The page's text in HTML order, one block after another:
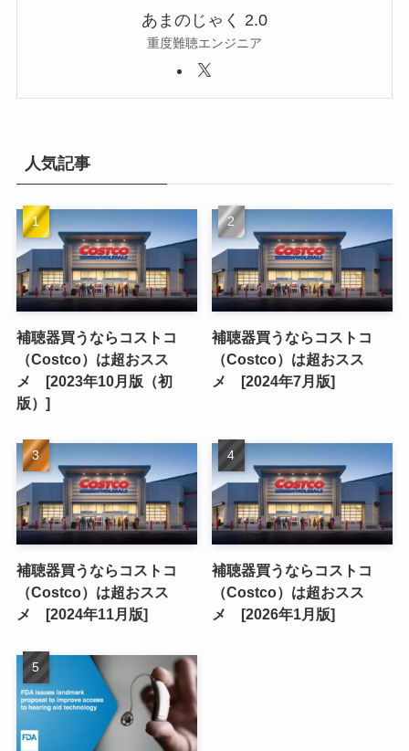
あまのじゃく 2.0
重度難聴エンジニア
人気記事
補聴器買うならコストコ
（Costco）は超おスス
メ [2023年10月版（初
版）]
補聴器買うならコストコ
（Costco）は超おスス
メ [2024年7月版]
補聴器買うならコストコ
（Costco）は超おスス
メ [2024年11月版]
補聴器買うならコストコ
（Costco）は超おスス
メ [2026年1月版]